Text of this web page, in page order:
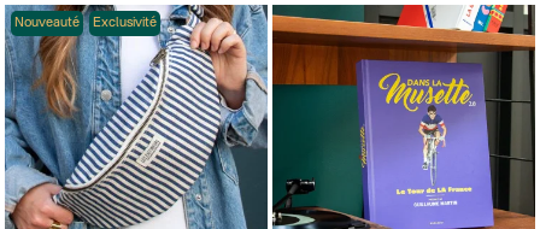
Nouveauté Exclusivité